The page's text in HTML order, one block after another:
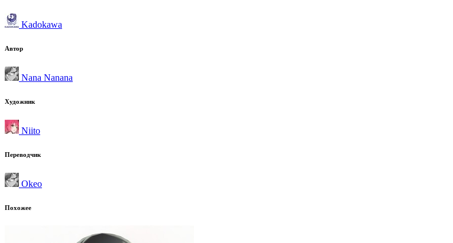
Kadokawa
Автор
Nana Nanana
Художник
Niito
Переводчик
Okeo
Похожее